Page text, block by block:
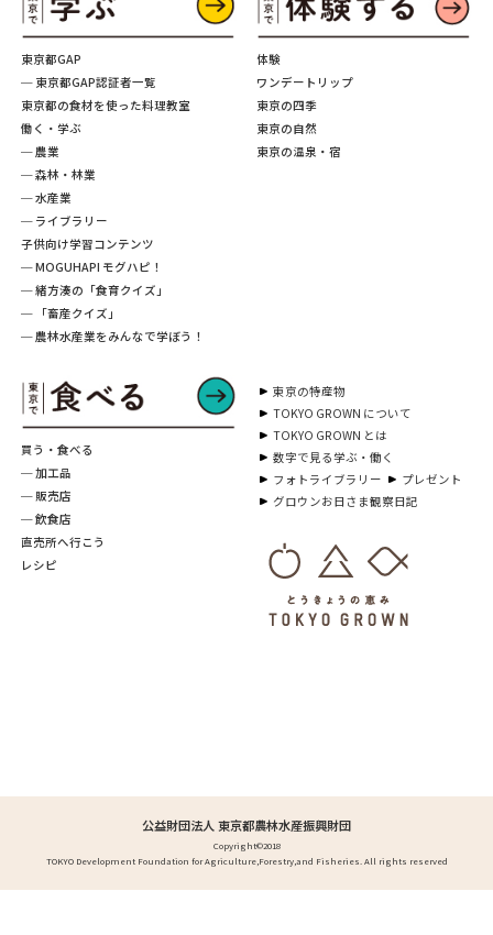
東京都GAP
─ 東京都GAP認証者一覧
東京都の食材を使った料理教室
働く・学ぶ
─ 農業
─ 森林・林業
─ 水産業
─ ライブラリー
子供向け学習コンテンツ
─ MOGUHAPI モグハピ！
─ 緒方湊の「食育クイズ」
─ 「畜産クイズ」
─ 農林水産業をみんなで学ぼう！
買う・食べる
─ 加工品
─ 販売店
─ 飲食店
直売所へ行こう
レシピ
体験
ワンデートリップ
東京の四季
東京の自然
東京の温泉・宿
東京の特産物
TOKYO GROWN について
TOKYO GROWN とは
数字で見る学ぶ・働く
フォトライブラリー
プレゼント
グロウンお日さま観察日記
公益財団法人 東京都農林水産振興財団
Copyright©2018
TOKYO Development Foundation for Agriculture,Forestry,and Fisheries. All rights reserved